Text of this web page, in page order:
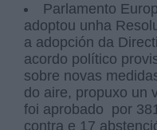
Parlamento
adoptou unha
a adopción da
acordo político
sobre novas
do aire, propuxo un
foi aprobado por
contra e 17